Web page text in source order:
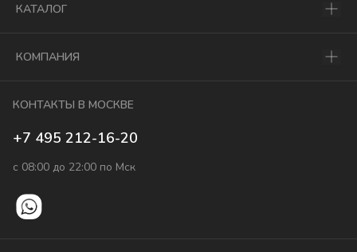
КАТАЛОГ
КОМПАНИЯ
КОНТАКТЫ В МОСКВЕ
+7 495 212-16-20
с 08:00 до 22:00 по Мск